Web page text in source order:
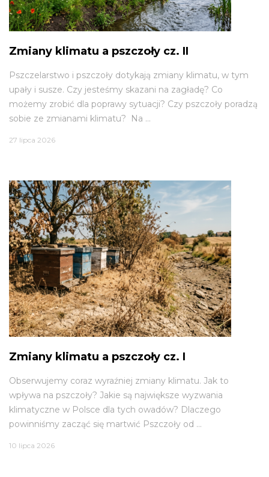
Zmiany klimatu a pszczoły cz. II
Pszczelarstwo i pszczoły dotykają zmiany klimatu, w tym
upały i susze. Czy jesteśmy skazani na zagładę? Co
możemy zrobić dla poprawy sytuacji? Czy pszczoły poradzą
sobie ze zmianami klimatu? Na ...
27 lipca 2026
Zmiany klimatu a pszczoły cz. I
Obserwujemy coraz wyraźniej zmiany klimatu. Jak to
wpływa na pszczoły? Jakie są największe wyzwania
klimatyczne w Polsce dla tych owadów? Dlaczego
powinniśmy zacząć się martwić Pszczoły od ...
10 lipca 2026